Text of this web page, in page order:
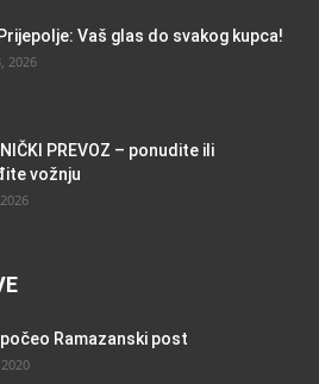
Vaš glas do svakog kupca!
2026
PREVOZ – ponudite ili
vožnju
Ramazanski post